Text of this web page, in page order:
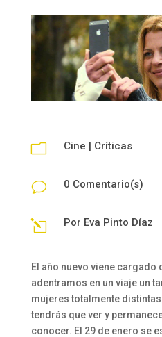
m Cine | Críticas
v 0 Comentario(s)
l Por Eva Pinto Díaz
El año nuevo viene cargado
adentramos en un viaje un
mujeres totalmente
tendrás que ver y
conocer. El 29 de enero se